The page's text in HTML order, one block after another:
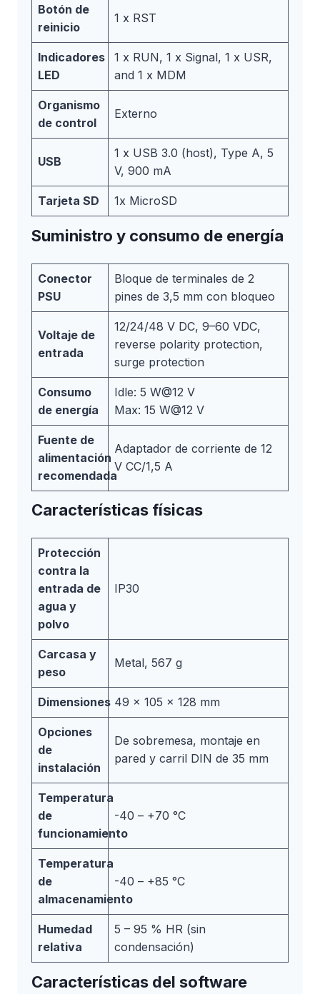
Botón de
reinicio
1 x RST
Indicadores
LED
1 x RUN, 1 x Signal, 1 x USR,
and 1 x MDM
Organismo
de control
Externo
USB
1 x USB 3.0 (host), Type A, 5
V, 900 mA
Tarjeta SD 1x MicroSD
Suministro y consumo de energía
Conector
PSU
Bloque de terminales de 2
pines de 3,5 mm con bloqueo
Voltaje de
entrada
12/24/48 V DC, 9–60 VDC,
reverse polarity protection,
surge protection
Consumo
de energía
Idle: 5 W@12 V
Max: 15 W@12 V
Fuente de
alimentación
recomendada
Adaptador de corriente de 12
V CC/1,5 A
Características físicas
Protección
contra la
entrada de
agua y
polvo
IP30
Carcasa y
peso
Metal, 567 g
Dimensiones 49 x 105 x 128 mm
Opciones
de
instalación
De sobremesa, montaje en
pared y carril DIN de 35 mm
Temperatura
de
funcionamiento
-40 – +70 °C
Temperatura
de
almacenamiento
-40 – +85 °C
Humedad
relativa
5 – 95 % HR (sin
condensación)
Características del software